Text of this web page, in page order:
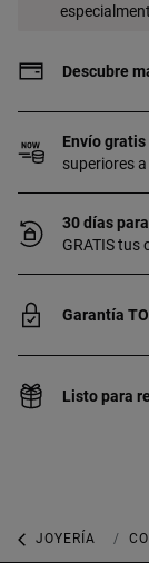
Descubre
Envío
superiores
30 días
GRATIS tus
Garantía
Listo para
JOYERÍA